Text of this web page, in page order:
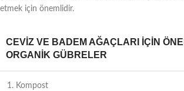
etmek için önemlidir.
CEVIZ VE BADEM AĞAÇLARI İÇIN
ORGANIK GÜBRELER
1. Kompost